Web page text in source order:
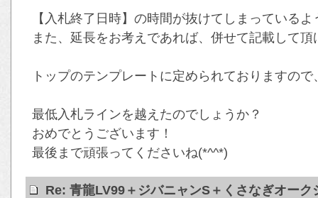
【入札終了日時】の時間が抜けてしまっているよ
また、延長をお考えであれば、併せて記載して
トップのテンプレートに定められておりますの
最低入札ラインを越えたのでしょうか？
おめでとうございます！
最後まで頑張ってくださいね(*^^*)
Re: 青龍LV99＋ジバニャンS＋くさなぎオー